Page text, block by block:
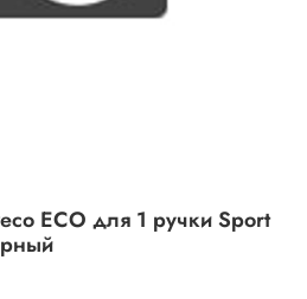
ECO для 1 ручки Sport